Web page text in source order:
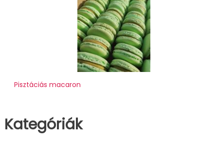
Pisztáciás macaron
Kategóriák